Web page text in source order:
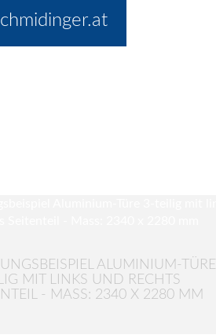
ALUMINIUM-TÜRE
MIT LINKS UND RECHTS
- MASS: 2340 X 2280 MM